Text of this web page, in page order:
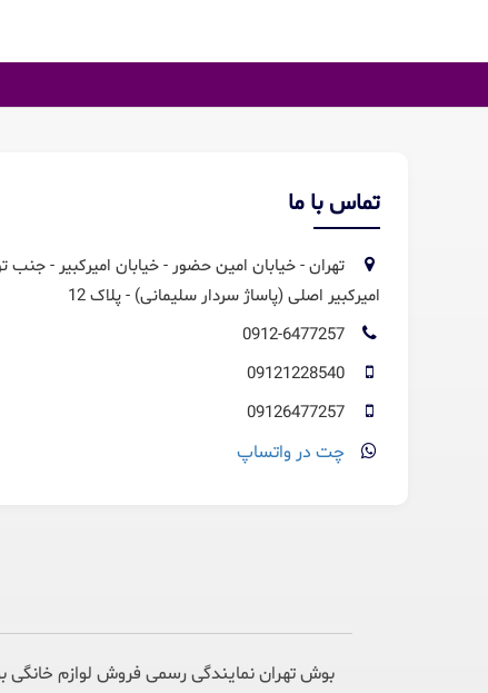
تماس با ما
تهران - خیابان امین حضور - خیابان امیرکبیر - جنب
امیرکبیر اصلی (پاساژ سردار سلیمانی) - پلاک 12
چت در واتساپ
بوش تهران نمایندگی رسمی فروش لوازم